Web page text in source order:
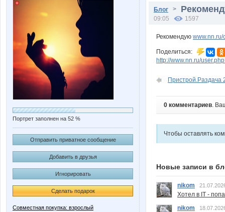
Портрет заполнен на 52 %
Отправить приватное сообщение
Добавить в друзья
Игнорировать
Сделать подарок
Совместная покупка: взрослый
Блог >
09:05 1597
Рекомендую
Поделиться:
http://www.nn.ru/
Пристрой.Раздача
0 комментариев.
Чтобы оставлять
Новые записи в
nikom
Хотел в IT -
nikom